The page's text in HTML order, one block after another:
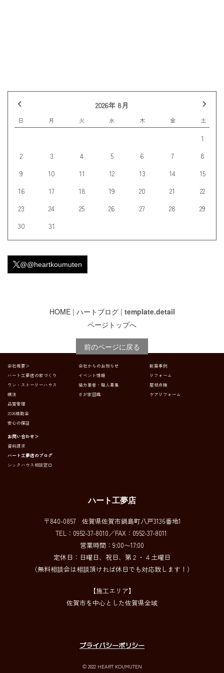
2026年 8月
日 月 火 水 木 金 土
1
2
3 4 5 6 7
8
9
10 11 12 13 14
15
16
17 18 19 20 21
22
23
24 25 26 27 28
29
30
31
@@heartkoumuten
HOME| ハートブログ| template.detail
ページトップへ
前のページに戻る
会社概要＞
ハート工夢店の家づくり
ワン・ストーリーハウス
構法
品質管理
2026補助金
安心の保証
会社からのお知らせ
イベント情報
協力業者・職人募集
さが家図鑑
新築事例
リフォーム
屋根点検
ケアリフォーム
お問い合わせ＞
資料請求
ハート工夢店のブログ
シックハウス相談窓口
ハート工夢店
〒840-0857 佐賀県佐賀市鍋島町八戸3136番地1
TEL：0952-37-8010／FAX：0952-37-8011
営業時間：9:00〜17:00
定休日：日曜日、祝日、第２・４土曜日
（無料相談会は相談頂ければ休日でも対応致します！）
【施工エリア】
佐賀市を中心とした佐賀県全域
プライバシーポリシー
© 2022 HEART KOUMUTEN